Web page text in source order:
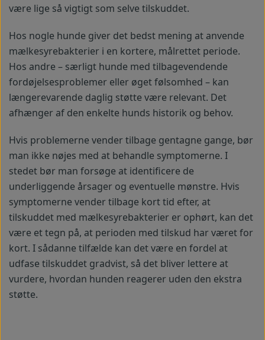
være lige så vigtigt som selve tilskuddet.
Hos nogle hunde giver det bedst mening at anvende
mælkesyrebakterier i en kortere, målrettet periode.
Hos andre – særligt hunde med tilbagevendende
fordøjelsesproblemer eller øget følsomhed – kan
længerevarende daglig støtte være relevant. Det
afhænger af den enkelte hunds historik og behov.
Hvis problemerne vender tilbage gentagne gange, bør
man ikke nøjes med at behandle symptomerne. I
stedet bør man forsøge at identificere de
underliggende årsager og eventuelle mønstre. Hvis
symptomerne vender tilbage kort tid efter, at
tilskuddet med mælkesyrebakterier er ophørt, kan det
være et tegn på, at perioden med tilskud har været for
kort. I sådanne tilfælde kan det være en fordel at
udfase tilskuddet gradvist, så det bliver lettere at
vurdere, hvordan hunden reagerer uden den ekstra
støtte.